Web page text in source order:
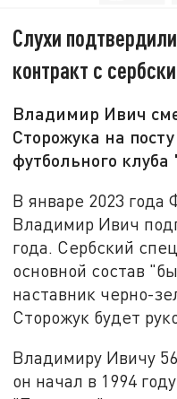
Слухи
контракт с
Владимир Ивич
Сторожука на
футбольного
В январе 2023 года
Владимир Ивич
года. Сербский
основной состав
наставник черно-
Сторожук будет
Владимиру Ивичу
он начал в 1994